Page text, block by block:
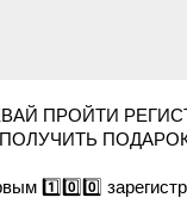
ПРОЙТИ
ПОЛУЧИТЬ
1️⃣0️⃣0️⃣